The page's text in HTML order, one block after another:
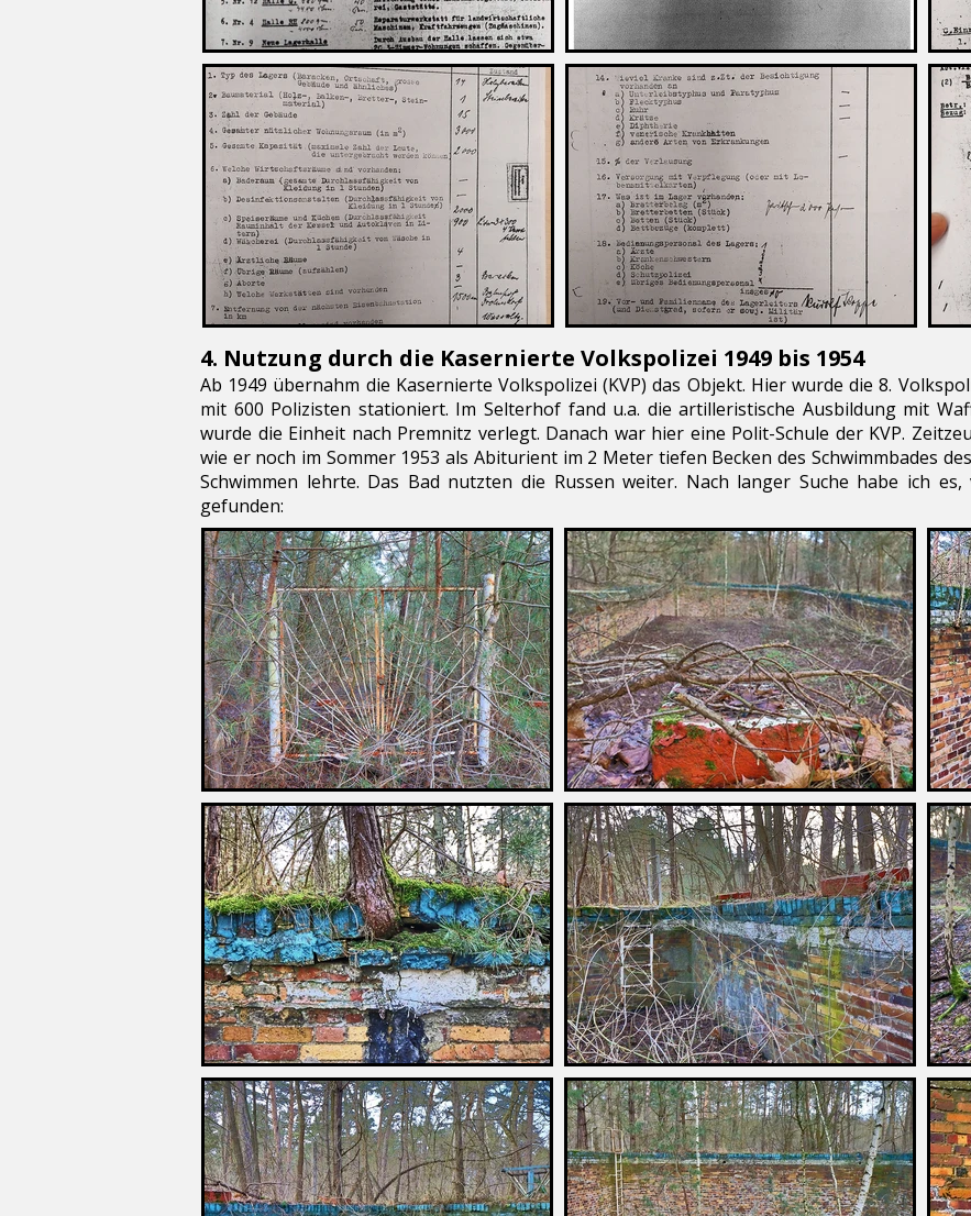
​4. Nutzung durch die Kasernierte Volkspolizei 1949 bis 1954
Ab 1949 übernahm die Kasernierte Volkspolizei (KVP) das Objekt. Hier wurde die 8.
mit 600 Polizisten stationiert. Im Selterhof fand u.a. die artilleristische Ausbildung mit
wurde die Einheit nach Premnitz verlegt. Danach war hier eine Polit-Schule der KVP.
wie er noch im Sommer 1953 als Abiturient im 2 Meter tiefen Becken des Schwimmbades
Schwimmen lehrte. Das Bad nutzten die Russen weiter. Nach langer Suche habe ich
gefunden: